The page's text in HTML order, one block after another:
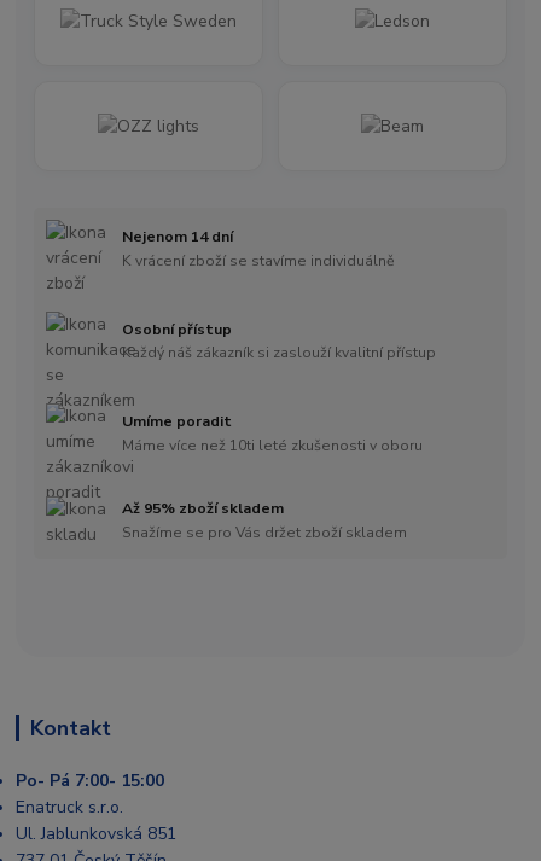
Nejenom 14 dní
K vrácení zboží se stavíme individuálně
Osobní přístup
Každý náš zákazník si zaslouží kvalitní přístup
Umíme poradit
Máme více než 10ti leté zkušenosti v oboru
Až 95% zboží skladem
Snažíme se pro Vás držet zboží skladem
Kontakt
Po- Pá 7:00- 15:00
Enatruck s.r.o.
Ul. Jablunkovská 851